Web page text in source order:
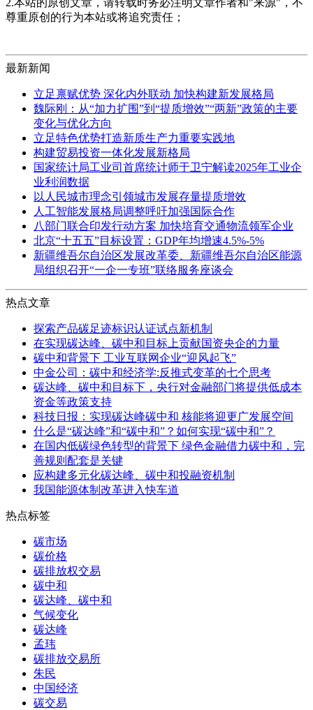
尊重原创的行为本站或将追究责任；
最新新闻
立足禀赋优势 深化内外联动 加快构建新发展格局
魏际刚：从“加力扩围”到“提质增效”“两新”政策的主要
变化与优化方向
立足特色优势打造新质生产力重要实践地
构建贸易投资一体化发展新格局
国家统计局工业司首席统计师于卫宁解读2025年工业企
业利润数据
以人民城市理念引领城市发展存量提质增效
人工智能发展格局调整呼吁加强国际合作
八部门联合印发行动方案 加快培育交通物流领军企业
北京“十五五”目标设置：GDP年均增速4.5%-5%
新疆维吾尔自治区发展改革委、新疆维吾尔自治区能源
局组织召开“一企一专班”联络服务座谈会
热点文章
探索产品碳足迹标识认证试点新机制
在实现碳达峰、碳中和目标上贡献国资央企的力量
碳中和背景下 工业互联网企业“迎风起飞”
中金公司：碳中和经济学:反推式变革的七个思考
碳达峰、碳中和目标下，央行对金融部门将提供低成本
资金等政策支持
科技日报：实现碳达峰碳中和 核能将迎更广发展空间
什么是“碳达峰”和“碳中和”？如何实现“碳中和”？
在国内低碳绿色转型的背景下 绿色金融借力碳中和，完
善规则配套是关键
应构建多元化碳达峰、碳中和投融资机制
我国能源体制改革进入快车道
热点标签
碳市场
碳价格
碳排放权交易
碳中和
碳达峰、碳中和
气候变化
碳达峰
孟玮
碳排放交易所
朱民
中国经济
碳交易